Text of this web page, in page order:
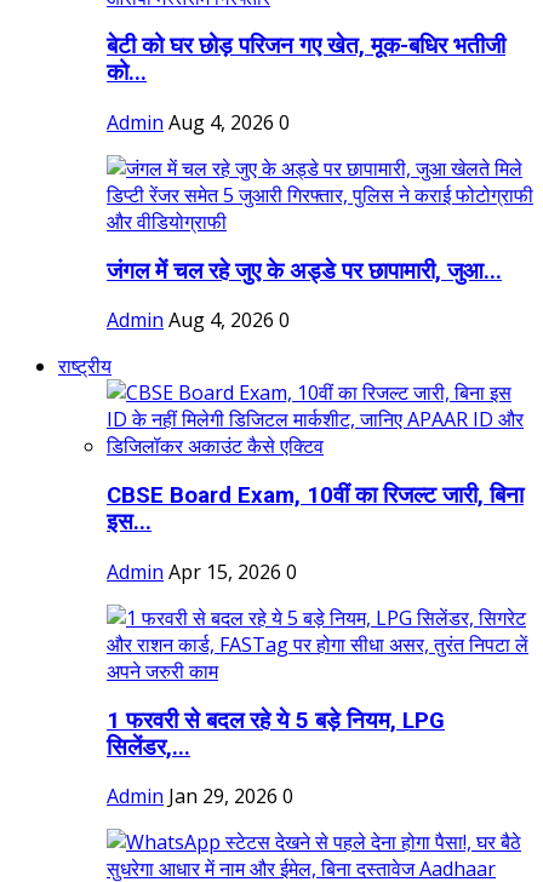
बेटी को घर छोड़ परिजन गए खेत, मूक-बधिर भतीजी
को...
Admin Aug 4, 2026 0
जंगल में चल रहे जुए के अड्डे पर छापामारी, जुआ...
Admin Aug 4, 2026 0
राष्ट्रीय
CBSE Board Exam, 10वीं का रिजल्ट जारी, बिना
इस...
Admin Apr 15, 2026 0
1 फरवरी से बदल रहे ये 5 बड़े नियम, LPG
सिलेंडर,...
Admin Jan 29, 2026 0